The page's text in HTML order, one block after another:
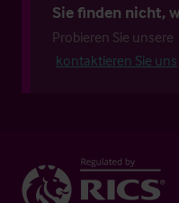
Sie finden nicht,
Probieren Sie unsere
kontaktieren Sie uns